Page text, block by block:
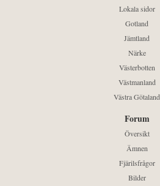
Lokala sidor
Gotland
Jämtland
Närke
Västerbotten
Västmanland
Västra Götaland
Forum
Översikt
Ämnen
Fjärilsfrågor
Bilder